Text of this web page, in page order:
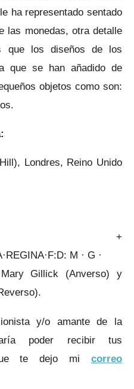
ha representado sentado
las monedas, otra detalle
que los diseños de los
que se han añadido de
objetos como son:
Londres, Reino Unido
+
M · G ·
Gillick (Anverso) y
y/o amante de la
poder recibir tus
te dejo mi correo